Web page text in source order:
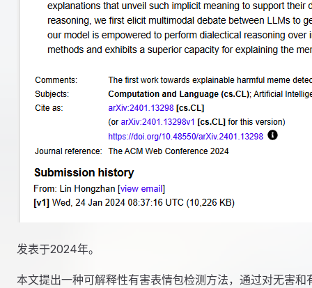
发表于2024年。
本文提出一种可解释性有害表情包检测方法，通过对无害和